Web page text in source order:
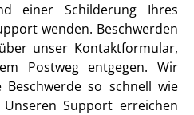
einer Schilderung Ihres
wenden. Beschwerden
unser Kontaktformular,
Postweg entgegen. Wir
so schnell wie
Support erreichen